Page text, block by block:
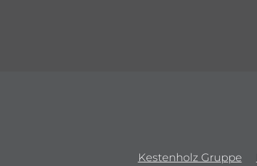
Kestenholz Gruppe